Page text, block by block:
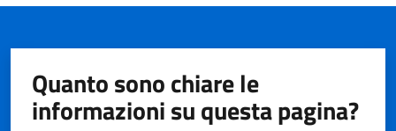
Quanto sono chiare le
informazioni su questa pagina?